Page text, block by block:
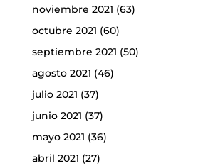
noviembre 2021 (63)
octubre 2021 (60)
septiembre 2021 (50)
agosto 2021 (46)
julio 2021 (37)
junio 2021 (37)
mayo 2021 (36)
abril 2021 (27)